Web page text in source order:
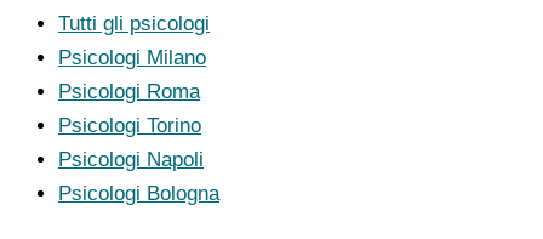
Tutti gli psicologi
Psicologi Milano
Psicologi Roma
Psicologi Torino
Psicologi Napoli
Psicologi Bologna